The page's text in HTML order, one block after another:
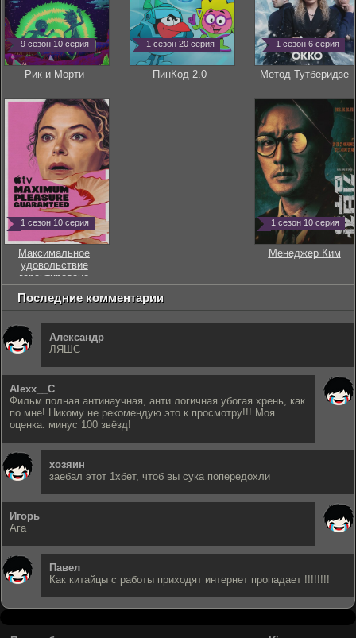
9 сезон 10 серия
Рик и Морти
1 сезон 20 серия
ПинКод 2.0
1 сезон 6 серия
Метод Тутберидзе
1 сезон 10 серия
Максимальное
удовольствие
гарантировано
1 сезон 10 серия
Менеджер Ким
Последние комментарии
Александр
ЛЯШС
Alexx__C
Фильм полная антинаучная, анти логичная убогая хрень, как
по мне! Никому не рекомендую это к просмотру!!! Моя
оценка: минус 100 звёзд!
хозяин
заебал этот 1хбет, чтоб вы сука попередохли
Игорь
Ага
Павел
Как китайцы с работы приходят интернет пропадает !!!!!!!!